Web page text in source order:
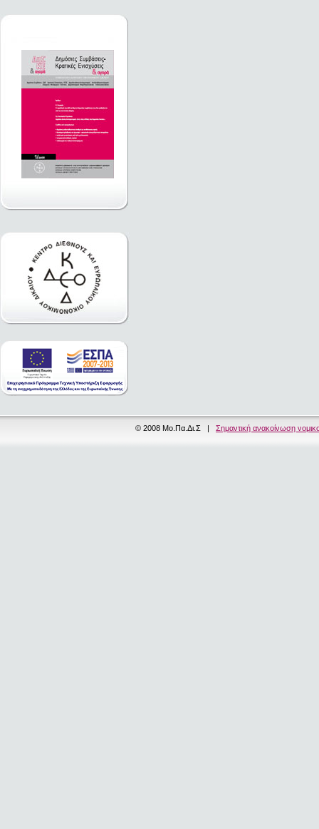
© 2008 Μο.Πα.Δι.Σ | Σημαντική ανακοίνωση